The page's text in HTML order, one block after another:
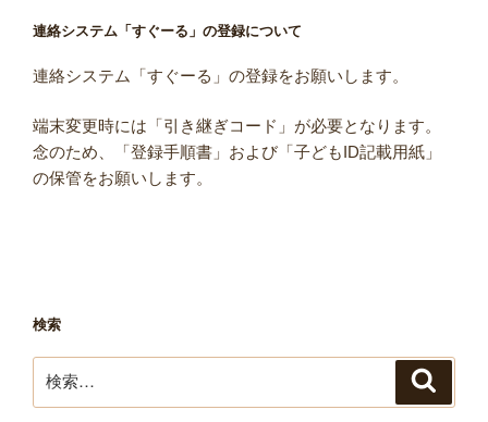
連絡システム「すぐーる」の登録について
連絡システム「すぐーる」の登録をお願いします。
端末変更時には「引き継ぎコード」が必要となります。
念のため、「登録手順書」および「子どもID記載用紙」
の保管をお願いします。
検索
索: